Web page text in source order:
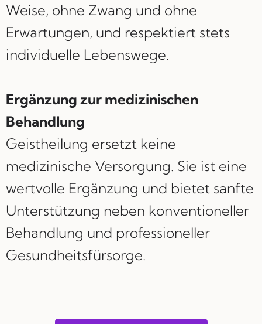
Weise, ohne Zwang und ohne
Erwartungen, und respektiert stets
individuelle Lebenswege.
Ergänzung zur medizinischen
Behandlung
Geistheilung ersetzt keine
medizinische Versorgung. Sie ist eine
wertvolle Ergänzung und bietet sanfte
Unterstützung neben konventioneller
Behandlung und professioneller
Gesundheitsfürsorge.